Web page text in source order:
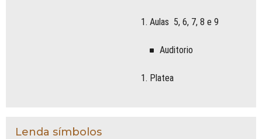
Aula s 5, 6, 7, 8 e 9
Au ditorio
Platea
Lenda símbolos